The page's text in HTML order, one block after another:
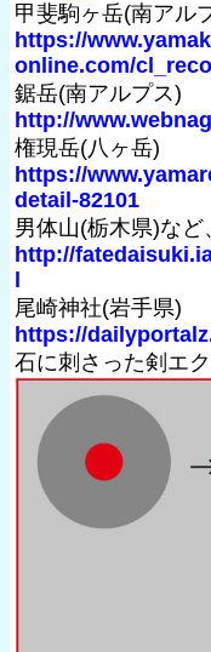
甲斐駒ヶ岳(南アル
https://
online.com/
鋸岳(南アルプス)
http://
権現岳(八ヶ岳)
https://
detail-82101
男体山(栃木県)など
http://
尾崎神社(岩手県)
https://
石に刺さった剣エ